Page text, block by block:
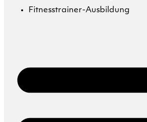
Fitnesstrainer-Ausbildung